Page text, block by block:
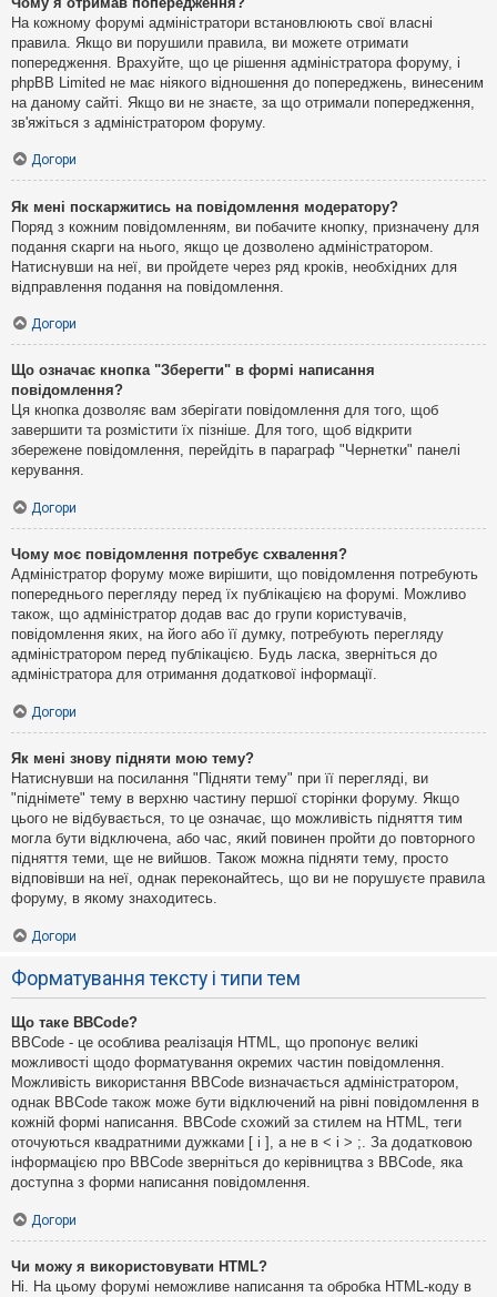
На кожному форумі адміністратори встановлюють свої власні
правила. Якщо ви порушили правила, ви можете отримати
попередження. Врахуйте, що це рішення адміністратора форуму, і
phpBB Limited не має ніякого відношення до попереджень, винесеним
на даному сайті. Якщо ви не знаєте, за що отримали попередження,
зв'яжіться з адміністратором форуму.
Догори
Як мені поскаржитись на повідомлення модератору?
Поряд з кожним повідомленням, ви побачите кнопку, призначену для
подання скарги на нього, якщо це дозволено адміністратором.
Натиснувши на неї, ви пройдете через ряд кроків, необхідних для
відправлення подання на повідомлення.
Догори
Що означає кнопка "Зберегти" в формі написання
повідомлення?
Ця кнопка дозволяє вам зберігати повідомлення для того, щоб
завершити та розмістити їх пізніше. Для того, щоб відкрити
збережене повідомлення, перейдіть в параграф "Чернетки" панелі
керування.
Догори
Чому моє повідомлення потребує схвалення?
Адміністратор форуму може вирішити, що повідомлення потребують
попереднього перегляду перед їх публікацією на форумі. Можливо
також, що адміністратор додав вас до групи користувачів,
повідомлення яких, на його або її думку, потребують перегляду
адміністратором перед публікацією. Будь ласка, зверніться до
адміністратора для отримання додаткової інформації.
Догори
Як мені знову підняти мою тему?
Натиснувши на посилання "Підняти тему" при її перегляді, ви
"піднімете" тему в верхню частину першої сторінки форуму. Якщо
цього не відбувається, то це означає, що можливість підняття тим
могла бути відключена, або час, який повинен пройти до повторного
підняття теми, ще не вийшов. Також можна підняти тему, просто
відповівши на неї, однак переконайтесь, що ви не порушуєте правила
форуму, в якому знаходитесь.
Догори
Форматування тексту і типи тем
Що таке BBCode?
BBCode - це особлива реалізація HTML, що пропонує великі
можливості щодо форматування окремих частин повідомлення.
Можливість використання BBCode визначається адміністратором,
однак BBCode також може бути відключений на рівні повідомлення в
кожній формі написання. BBCode схожий за стилем на HTML, теги
оточуються квадратними дужками [ і ], а не в < і > ;. За додатковою
інформацією про BBCode зверніться до керівництва з BBCode, яка
доступна з форми написання повідомлення.
Догори
Чи можу я використовувати HTML?
Ні. На цьому форумі неможливе написання та обробка HTML-коду в